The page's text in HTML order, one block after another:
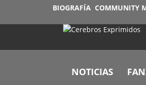
BIOGRAFÍA COMMUNITY
NOTICIAS